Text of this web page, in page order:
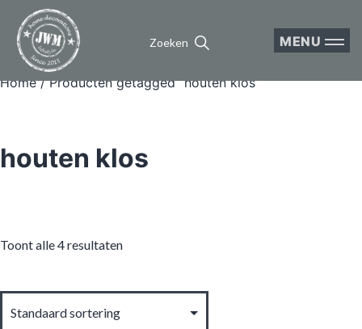
Zoeken MENU
Home/ Producten getagged “houten klos”
houten klos
Toont alle 4 resultaten